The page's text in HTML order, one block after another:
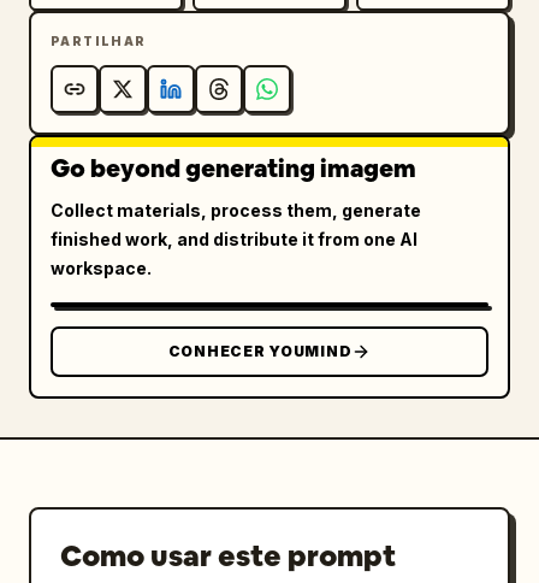
PARTILHAR
Go beyond generating imagem
Collect materials, process them, generate
finished work, and distribute it from one AI
workspace.
CONHECER YOUMIND
Como usar este prompt